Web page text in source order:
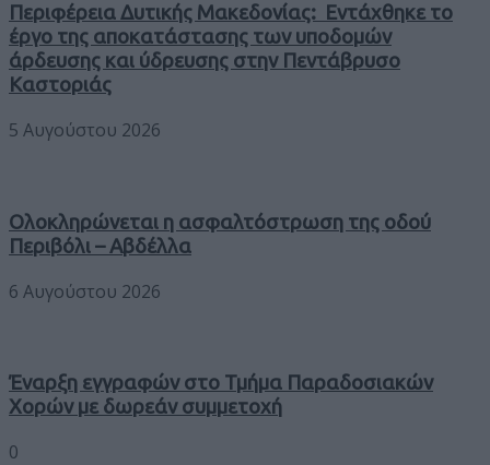
Περιφέρεια Δυτικής Μακεδονίας: Εντάχθηκε το
έργο της αποκατάστασης των υποδομών
άρδευσης και ύδρευσης στην Πεντάβρυσο
Καστοριάς
5 Αυγούστου 2026
Ολοκληρώνεται η ασφαλτόστρωση της οδού
Περιβόλι – Αβδέλλα
6 Αυγούστου 2026
Έναρξη εγγραφών στο Τμήμα Παραδοσιακών
Χορών με δωρεάν συμμετοχή
0